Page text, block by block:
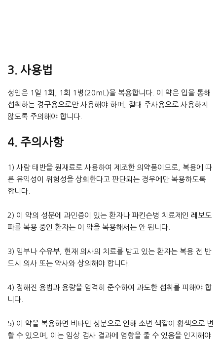
3. 사용법
성인은 1일 1회, 1회 1병(20mL)을 복용합니다. 이 약은 입을 통해
섭취하는 경구용으로만 사용해야 하며, 절대 주사용으로 사용하지
않도록 주의해야 합니다.
4. 주의사항
1) 사람 태반을 원재료로 사용하여 제조한 의약품이므로, 복용에 따
른 유익성이 위험성을 상회한다고 판단되는 경우에만 복용하도록
합니다.
2) 이 약의 성분에 과민증이 있는 환자나 파킨슨병 치료제인 레보도
파를 복용 중인 환자는 이 약을 복용해서는 안 됩니다.
3) 임부나 수유부, 현재 의사의 치료를 받고 있는 환자는 복용 전 반
드시 의사 또는 약사와 상의해야 합니다.
4) 정해진 용법과 용량을 엄격히 준수하여 과도한 섭취를 피해야 합
니다.
5) 이 약을 복용하면 비타민 성분으로 인해 소변 색깔이 황색으로 변
할 수 있으며, 이는 임상 검사 결과에 영향을 줄 수 있음을 인지해야